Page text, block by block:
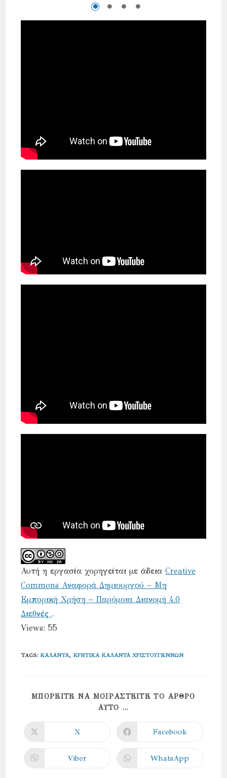
Αυτή η εργασία χορηγείται με άδειαCreative
Commons Αναφορά Δημιουργού – Μη
Εμπορική Χρήση – Παρόμοια Διανομή 4.0
Διεθνές .
Views: 55
TAGS: ΚΆΛΑΝΤΑ, ΚΡΗΤΙΚΆ ΚΆΛΑΝΤΑ ΧΡΙΣΤΟΥΓΈΝΝΩΝ
ΜΠΟΡΕΊΤΕ ΝΑ ΜΟΙΡΑΣΤΕΊΤΕ ΤΟ ΆΡΘΡΟ
ΑΥΤΌ ...
CONTENT
Opens
new
window
X
Opens
new
window
Facebook
Opens
Viber
Opens
WhatsApp